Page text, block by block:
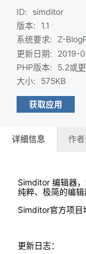
ID:
simditor
版本:
1.1
系统要求:
Z-
更新日期: 2019-
PHP版本: 5.2或
大小: 575KB
获取应用
详细信息 作
Simditor 编辑器
纯粹、极简的编辑
Simditor官方项目
更新日志：